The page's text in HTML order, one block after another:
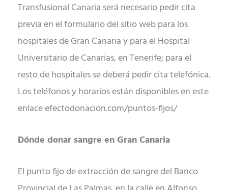
Transfusional Canaria será necesario pedir cita
previa en el formulario del sitio web para los
hospitales de Gran Canaria y para el Hospital
Universitario de Canarias, en Tenerife; para el
resto de hospitales se deberá pedir cita telefónica.
Los teléfonos y horarios están disponibles en este
enlace efectodonacion.com/puntos-fijos/
Dónde donar sangre en Gran Canaria
El punto fijo de extracción de sangre del Banco